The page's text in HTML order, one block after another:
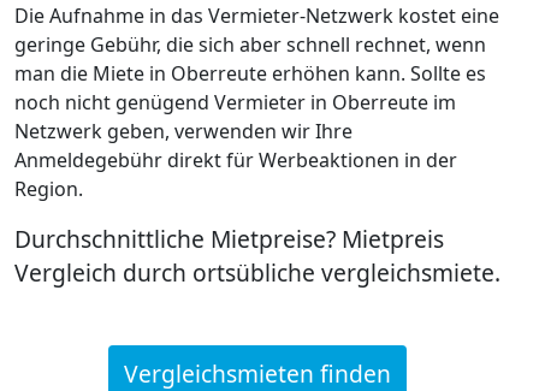
Die Aufnahme in das Vermieter-Netzwerk kostet eine
geringe Gebühr, die sich aber schnell rechnet, wenn
man die Miete in Oberreute erhöhen kann. Sollte es
noch nicht genügend Vermieter in Oberreute im
Netzwerk geben, verwenden wir Ihre
Anmeldegebühr direkt für Werbeaktionen in der
Region.
Durchschnittliche Mietpreise? Mietpreis
Vergleich durch ortsübliche vergleichsmiete.
Vergleichsmieten finden